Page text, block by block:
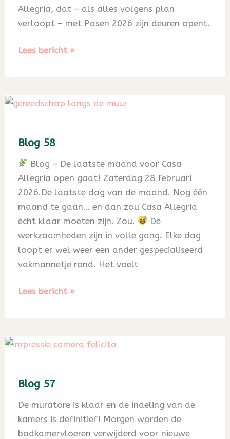
Allegria, dat – als alles volgens plan
verloopt – met Pasen 2026 zijn deuren opent.
Blog
Lees bericht »
Blog 58
Blog – De laatste maand voor Casa
Allegria open gaat! Zaterdag 28 februari
2026.De laatste dag van de maand. Nog één
maand te gaan… en dan zou Casa Allegria
écht klaar moeten zijn. Zou.
De
werkzaamheden zijn in volle gang. Elke dag
loopt er wel weer een ander gespecialiseerd
vakmannetje rond. Het voelt
Blog
Lees bericht »
Blog 57
De muratore is klaar en de indeling van de
kamers is definitief! Morgen worden de
badkamervloeren verwijderd voor nieuwe